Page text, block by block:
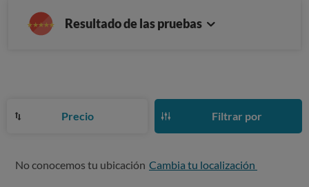
Resultado de las pruebas
Precio Filtrar por
No conocemos tu ubicación Cambia tu localización